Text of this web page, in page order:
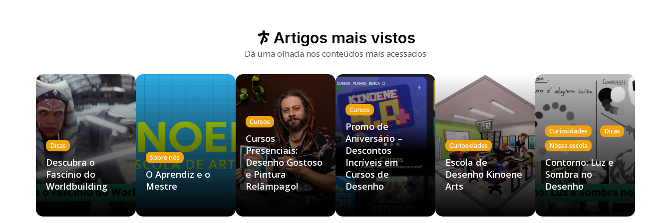
Artigos mais vistos
Dá uma olhada nos conteúdos mais acessados
Dicas
Descubra o
Fascínio do
Worldbuilding
Sobre nós
O Aprendiz e o
Mestre
Cursos
Cursos
Presenciais:
Desenho Gostoso
e Pintura
Relâmpago!
Cursos
Promo de
Aniversário –
Descontos
Incríveis em
Cursos de
Desenho
Curiosidades
Escola de
Desenho Kinoene
Arts
Curiosidades , Dicas ,
Nossa escola
Contorno: Luz e
Sombra no
Desenho